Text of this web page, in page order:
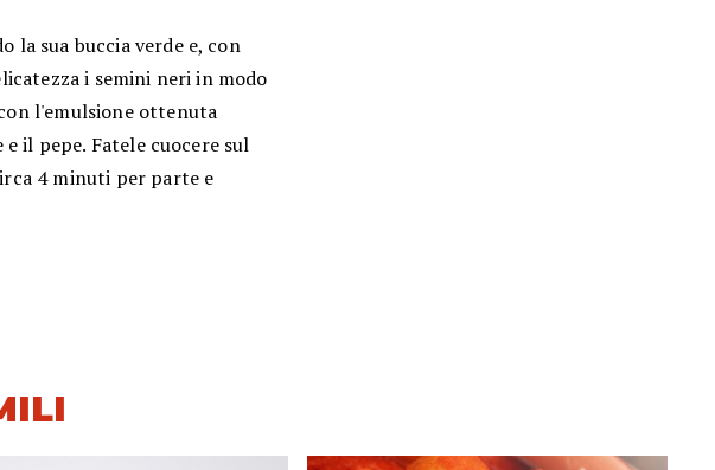
la sua buccia verde e, con
i semini neri in modo
l'emulsione ottenuta
il pepe. Fatele cuocere sul
4 minuti per parte e